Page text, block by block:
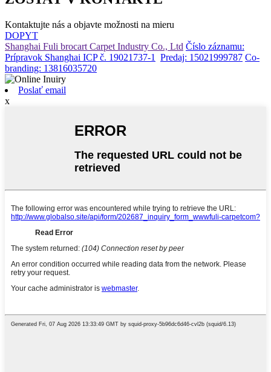
Kontaktujte nás a objavte možnosti na mieru
DOPYT
Shanghai Fuli brocart Carpet Industry Co., Ltd Číslo záznamu:
Prípravok Shanghai ICP č. 19021737-1
Predaj: 15021999787 Co-
branding: 13816035720
Poslať email
x